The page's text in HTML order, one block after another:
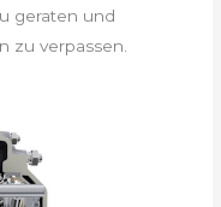
geraten und
zu verpassen.